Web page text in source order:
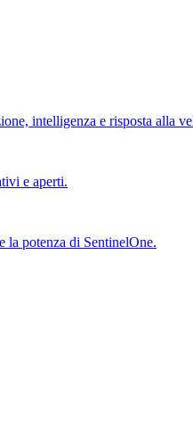
intelligenza e risposta alla
e aperti.
la potenza di SentinelOne.